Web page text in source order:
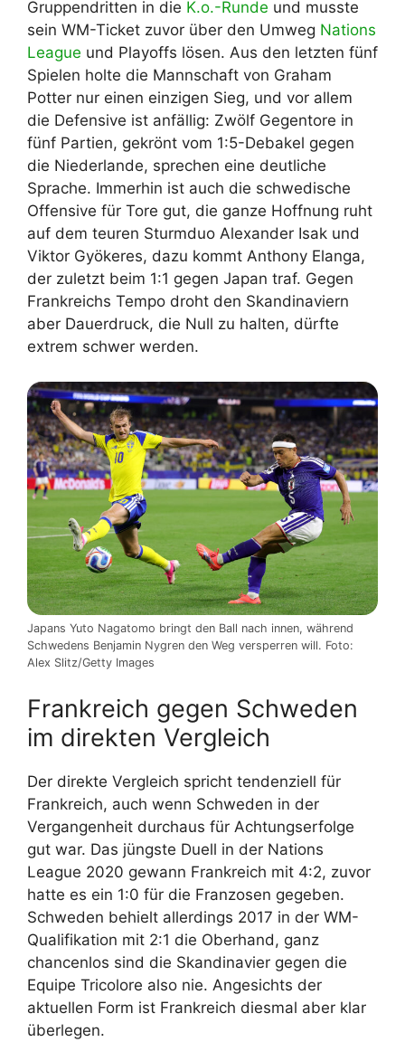
Gruppendritten in die K.o.-Runde und musste
sein WM-Ticket zuvor über den Umweg Nations
League und Playoffs lösen. Aus den letzten fünf
Spielen holte die Mannschaft von Graham
Potter nur einen einzigen Sieg, und vor allem
die Defensive ist anfällig: Zwölf Gegentore in
fünf Partien, gekrönt vom 1:5-Debakel gegen
die Niederlande, sprechen eine deutliche
Sprache. Immerhin ist auch die schwedische
Offensive für Tore gut, die ganze Hoffnung ruht
auf dem teuren Sturmduo Alexander Isak und
Viktor Gyökeres, dazu kommt Anthony Elanga,
der zuletzt beim 1:1 gegen Japan traf. Gegen
Frankreichs Tempo droht den Skandinaviern
aber Dauerdruck, die Null zu halten, dürfte
extrem schwer werden.
Japans Yuto Nagatomo bringt den Ball nach innen, während
Schwedens Benjamin Nygren den Weg versperren will. Foto:
Alex Slitz/Getty Images
Frankreich gegen Schweden
im direkten Vergleich
Der direkte Vergleich spricht tendenziell für
Frankreich, auch wenn Schweden in der
Vergangenheit durchaus für Achtungserfolge
gut war. Das jüngste Duell in der Nations
League 2020 gewann Frankreich mit 4:2, zuvor
hatte es ein 1:0 für die Franzosen gegeben.
Schweden behielt allerdings 2017 in der WM-
Qualifikation mit 2:1 die Oberhand, ganz
chancenlos sind die Skandinavier gegen die
Equipe Tricolore also nie. Angesichts der
aktuellen Form ist Frankreich diesmal aber klar
überlegen.